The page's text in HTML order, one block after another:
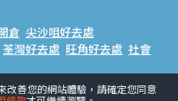
倉 尖沙咀好去處
荃灣好去處 旺角好去處 社會
善您的網站體驗，請確定您同意